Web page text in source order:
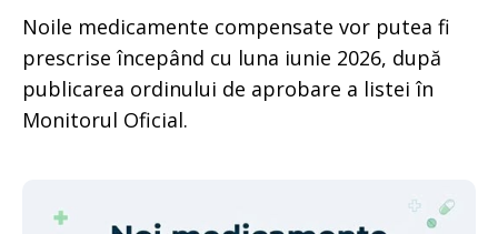
Noile medicamente compensate vor putea fi
prescrise începând cu luna iunie 2026, după
publicarea ordinului de aprobare a listei în
Monitorul Oficial.